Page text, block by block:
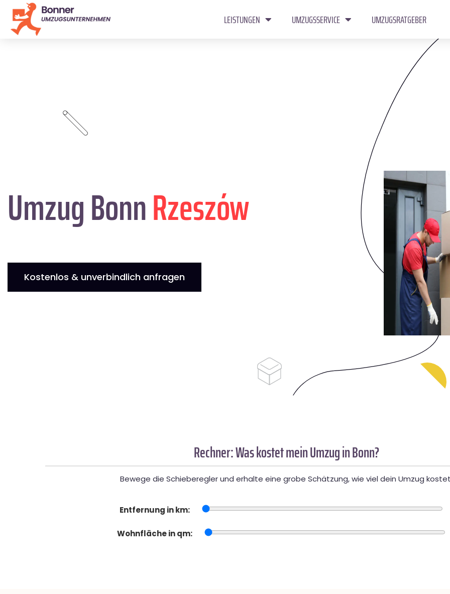
LEISTUNGEN UMZUGSSERVICE UMZUGSRATGEBER
Umzug BonnRzeszów
Kostenlos & unverbindlich anfragen
Rechner: Was kostet mein Umzug in Bonn?
Bewege die Schieberegler und erhalte eine grobe Schätzung, wie viel dein Umzug
Entfernung in km:
Wohnfläche in qm: